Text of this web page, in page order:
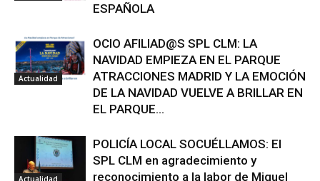
ESPAÑOLA
Actualidad
OCIO AFILIAD@S SPL CLM: LA
NAVIDAD EMPIEZA EN EL PARQUE
ATRACCIONES MADRID Y LA EMOCIÓN
DE LA NAVIDAD VUELVE A BRILLAR EN
EL PARQUE...
Actualidad
POLICÍA LOCAL SOCUÉLLAMOS: El
SPL CLM en agradecimiento y
reconocimiento a la labor de Miguel